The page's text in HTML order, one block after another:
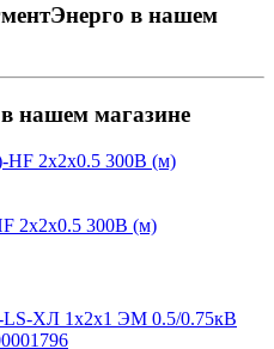
в нашем
нашем магазине
2х2х0.5 300В (м)